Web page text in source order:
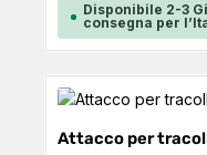
Disponibile 2-3
consegna per
Attacco per